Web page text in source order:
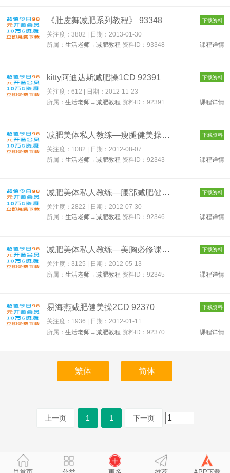
《肚皮舞减肥系列教程》 93348 下载资料
关注度：3802 | 日期： 2013-01-30
所属：生活老师→减肥教程 资料ID：93348 课程详情
kitty阿迪达斯减肥操1CD 92391 下载资料
关注度：612 | 日期：2012-11-23
所属：生活老师→减肥教程 资料ID：92391 课程详情
减肥美体私人教练—瘦腿健美操RMVB格式 92343 下载资料
关注度：1082 | 日期：2012-08-07
所属：生活老师→减肥教程 资料ID：92343 课程详情
减肥美体私人教练—腰部减肥健美操RMVB格式 92346 下载资料
关注度：2822 | 日期： 2012-07-30
所属：生活老师→减肥教程 资料ID：92346 课程详情
减肥美体私人教练—美胸必修课RMVB格式 92345 下载资料
关注度：3125 | 日期：2012-05-13
所属：生活老师→减肥教程 资料ID：92345 课程详情
易海燕减肥健美操2CD 92370 下载资料
关注度：1936 | 日期：2012-01-11
所属：生活老师→减肥教程 资料ID：92370 课程详情
上一页 1 1 下一页